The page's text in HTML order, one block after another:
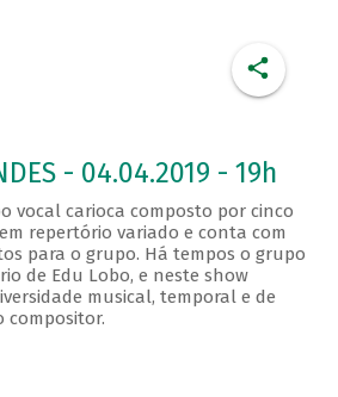
- 04.04.2019 - 19h
vocal carioca composto por cinco
repertório variado e conta com
para o grupo. Há tempos o grupo
de Edu Lobo, e neste show
musical, temporal e de
compositor.